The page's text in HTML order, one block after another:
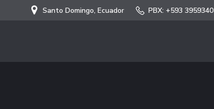
Santo Domingo, Ecuador PBX: +593 3959340